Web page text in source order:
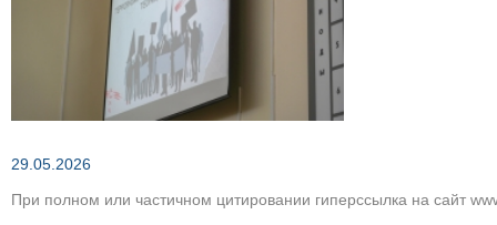
29.05.2026
При полном или частичном цитировании гиперссылка на сайт